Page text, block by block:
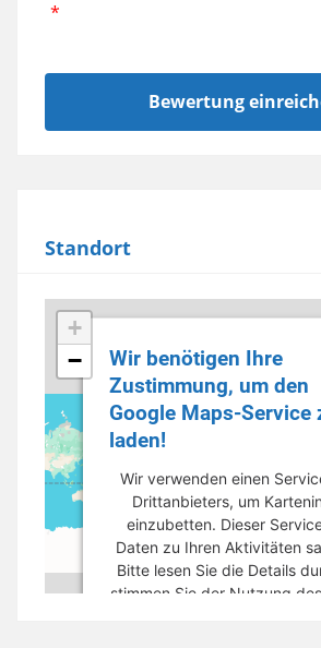
Standort
+
−
Wir benötigen Ihre
Zustimmung, um den
Google Maps-Service
laden!
Wir verwenden einen
Drittanbieters, um
einzubetten. Dieser
Daten zu Ihren Aktivitäten
Bitte lesen Sie die Details
stimmen Sie der Nutzung